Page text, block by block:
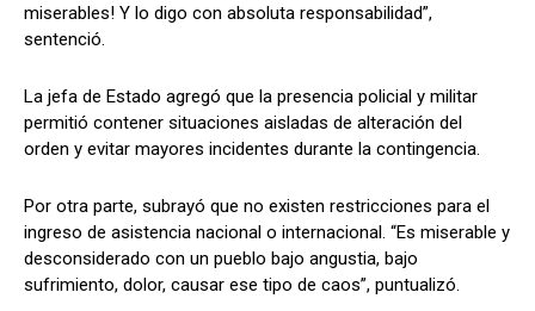
miserables! Y lo digo con absoluta responsabilidad”,
sentenció.
La jefa de Estado agregó que la presencia policial y militar
permitió contener situaciones aisladas de alteración del
orden y evitar mayores incidentes durante la contingencia.
Por otra parte, subrayó que no existen restricciones para el
ingreso de asistencia nacional o internacional. “Es miserable y
desconsiderado con un pueblo bajo angustia, bajo
sufrimiento, dolor, causar ese tipo de caos”, puntualizó.